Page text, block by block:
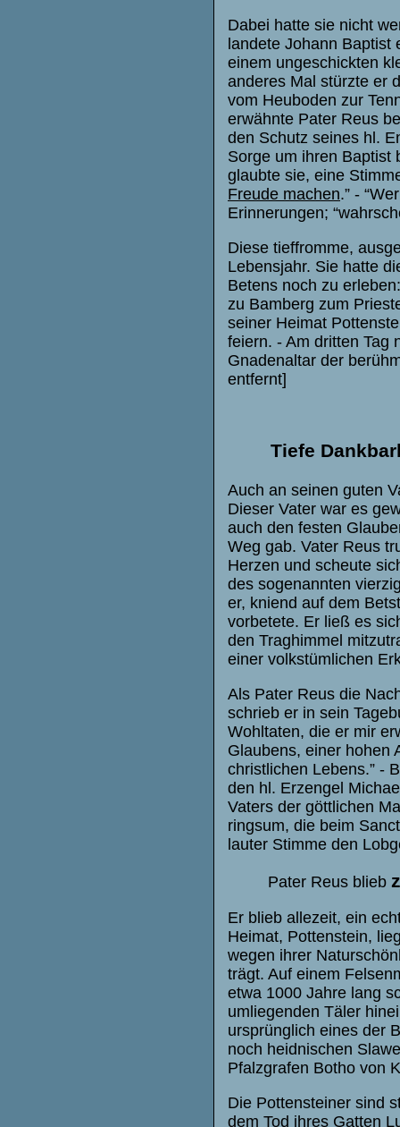
Dabei hatte sie nicht
landete Johann Baptist
einem ungeschickten
anderes Mal stürzte er
vom Heuboden zur
erwähnte Pater Reus
den Schutz seines hl.
Sorge um ihren Baptist
glaubte sie, eine
Freude machen.” -
Erinnerungen;
Diese tieffromme,
Lebensjahr. Sie hatte
Betens noch zu
zu Bamberg zum
seiner Heimat
feiern. - Am dritten Tag
Gnadenaltar der
entfernt]
Tiefe
Auch an seinen guten
Dieser Vater war es
auch den festen
Weg gab. Vater Reus
Herzen und scheute
des sogenannten
er, kniend auf dem
vorbetete. Er ließ es
den Traghimmel
einer volkstümlichen
Als Pater Reus die
schrieb er in sein
Wohltaten, die er mir
Glaubens, einer hohen
christlichen Lebens.” -
den hl. Erzengel
Vaters der göttlichen
ringsum, die beim
lauter Stimme den
Pater Reus blieb
Er blieb allezeit, ein
Heimat, Pottenstein,
wegen ihrer
trägt. Auf einem
etwa 1000 Jahre lang
umliegenden Täler
ursprünglich eines der
noch heidnischen
Pfalzgrafen Botho von
Die Pottensteiner sind
dem Tod ihres Gatten